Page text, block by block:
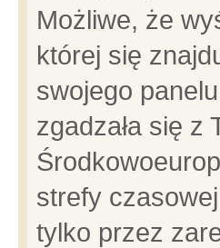
Możliwe, że
której się
swojego
zgadzała się z
strefy
tylko przez